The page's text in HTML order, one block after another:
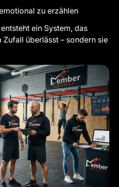
zu erzählen
ein System, das
überlässt – sondern sie